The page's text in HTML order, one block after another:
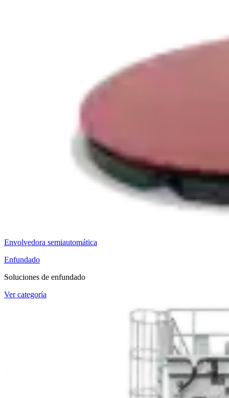
Envolvedora semiautomática
Enfundado
Soluciones de enfundado
Ver categoría